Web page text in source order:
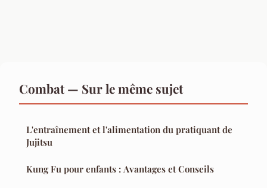
Combat — Sur le même sujet
L'entraînement et l'alimentation du pratiquant de
Jujitsu
Kung Fu pour enfants : Avantages et Conseils